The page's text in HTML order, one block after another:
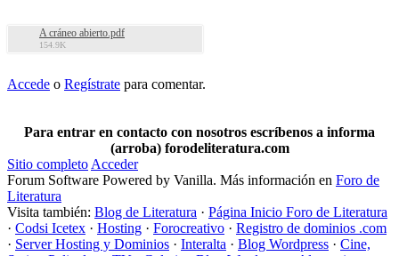
A cráneo abierto.pdf
154.9K
Accede o Regístrate para comentar.
Para entrar en contacto con nosotros escríbenos a informa
(arroba) forodeliteratura.com
Sitio completo Acceder
Forum Software Powered by Vanilla. Más información en Foro de
Literatura
Visita también: Blog de Literatura · Página Inicio Foro de Literatura
· Codsi Icetex · Hosting · Forocreativo · Registro de dominios .com
· Server Hosting y Dominios · Interalta · Blog Wordpress · Cine,